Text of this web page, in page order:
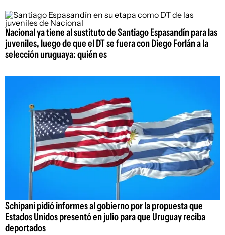
Nacional ya tiene al sustituto de Santiago Espasandín para las
juveniles, luego de que el DT se fuera con Diego Forlán a la
selección uruguaya: quién es
Schipani pidió informes al gobierno por la propuesta que
Estados Unidos presentó en julio para que Uruguay reciba
deportados